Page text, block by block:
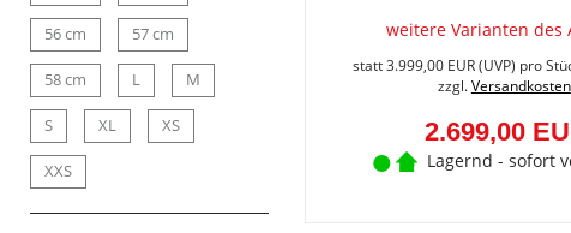
56 cm 57 cm
58 cm L M
S XL XS
XXS
weitere Varianten des
statt3.999,00 EUR(UVP) pro
zzgl.Versandkosten
2.699,00
Lagernd - sofort